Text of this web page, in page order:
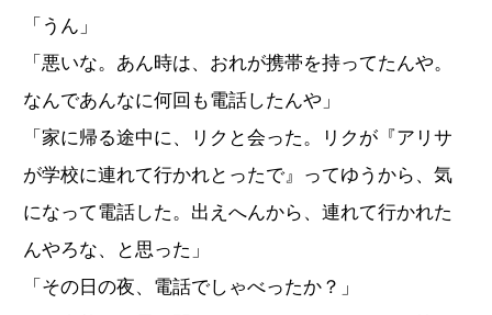
「うん」
「悪いな。あん時は、おれが携帯を持ってたんや。
なんであんなに何回も電話したんや」
「家に帰る途中に、リクと会った。リクが『アリサ
が学校に連れて行かれとったで』ってゆうから、気
になって電話した。出えへんから、連れて行かれた
んやろな、と思った」
「その日の夜、電話でしゃべったか？」